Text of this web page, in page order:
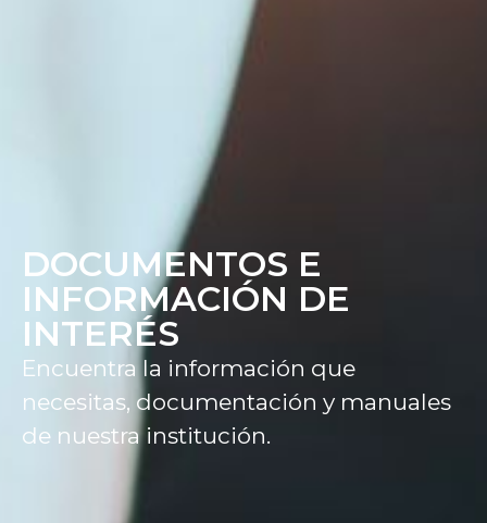
DOCUMENTOS E
INFORMACIÓN DE
INTERÉS
Encuentra la información que
necesitas, documentación y manuales
de nuestra institución.